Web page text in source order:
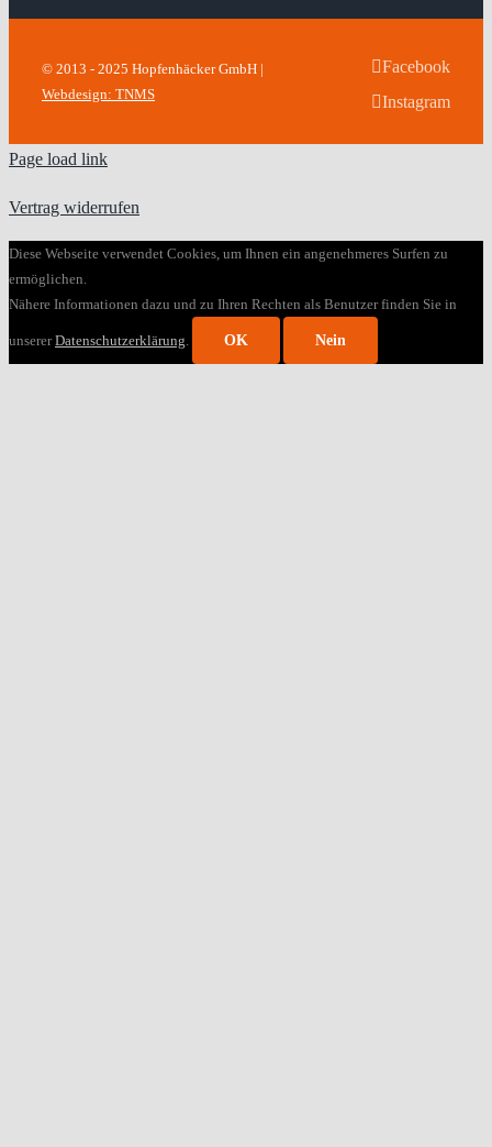
© 2013 - 2025 Hopfenhäcker GmbH |
Webdesign: TNMS
Facebook
Instagram
Page load link
Vertrag widerrufen
Diese Webseite verwendet Cookies, um Ihnen ein angenehmeres Surfen zu
ermöglichen.
Nähere Informationen dazu und zu Ihren Rechten als Benutzer finden Sie in
unsererDatenschutzerklärung. OK Nein